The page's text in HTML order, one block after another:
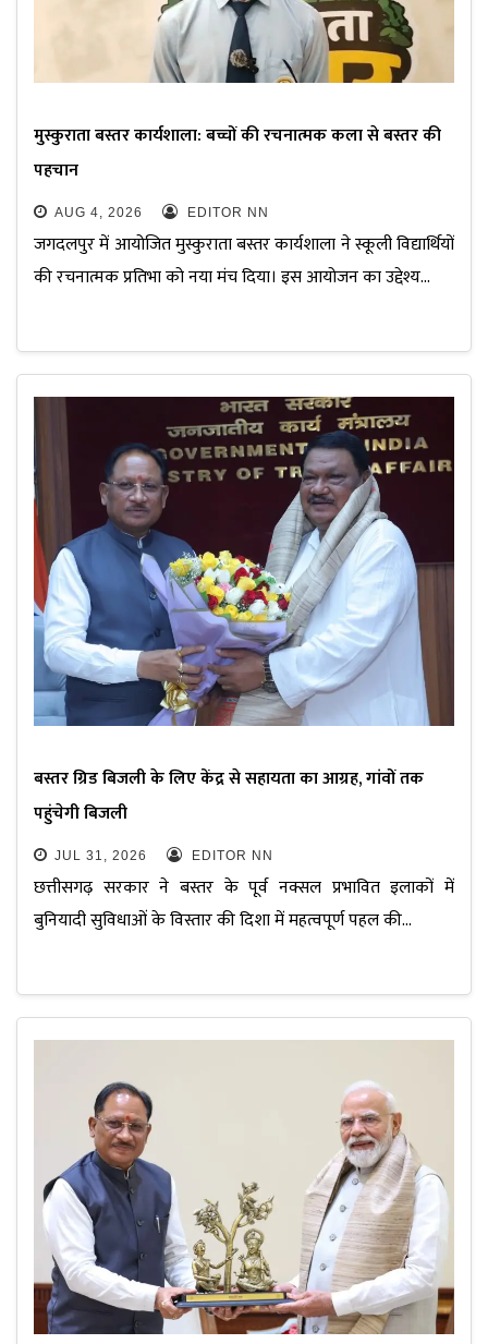
मुस्कुराता बस्तर कार्यशाला: बच्चों की रचनात्मक कला से बस्तर की
पहचान
AUG 4, 2026 EDITOR NN
जगदलपुर में आयोजित मुस्कुराता बस्तर कार्यशाला ने स्कूली विद्यार्थियों
की रचनात्मक प्रतिभा को नया मंच दिया। इस आयोजन का उद्देश्य…
बस्तर ग्रिड बिजली के लिए केंद्र से सहायता का आग्रह, गांवों तक
पहुंचेगी बिजली
JUL 31, 2026 EDITOR NN
छत्तीसगढ़ सरकार ने बस्तर के पूर्व नक्सल प्रभावित इलाकों में
बुनियादी सुविधाओं के विस्तार की दिशा में महत्वपूर्ण पहल की…